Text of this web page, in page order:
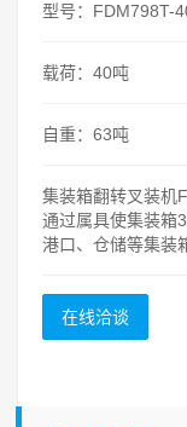
型号：FDM798T-
载荷：40吨
自重：63吨
集装箱翻转叉装机
通过属具使集装箱
港口、仓储等集装
在线洽谈